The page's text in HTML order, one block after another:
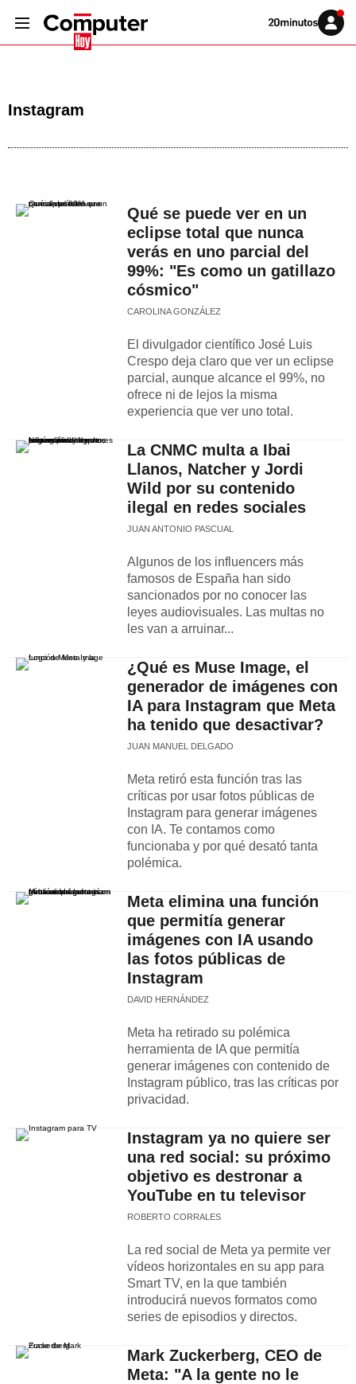
Volver
Iniciar
sesión
Instagram
Qué se puede ver en un
eclipse total que nunca
verás en uno parcial del
99%: "Es como un gatillazo
cósmico"
CAROLINA GONZÁLEZ
El divulgador científico José Luis
Crespo deja claro que ver un eclipse
parcial, aunque alcance el 99%, no
ofrece ni de lejos la misma
experiencia que ver uno total.
La CNMC multa a Ibai
Llanos, Natcher y Jordi
Wild por su contenido
ilegal en redes sociales
JUAN ANTONIO PASCUAL
Algunos de los influencers más
famosos de España han sido
sancionados por no conocer las
leyes audiovisuales. Las multas no
les van a arruinar...
¿Qué es Muse Image, el
generador de imágenes con
IA para Instagram que Meta
ha tenido que desactivar?
JUAN MANUEL DELGADO
Meta retiró esta función tras las
críticas por usar fotos públicas de
Instagram para generar imágenes
con IA. Te contamos como
funcionaba y por qué desató tanta
polémica.
Meta elimina una función
que permitía generar
imágenes con IA usando
las fotos públicas de
Instagram
DAVID HERNÁNDEZ
Meta ha retirado su polémica
herramienta de IA que permitía
generar imágenes con contenido de
Instagram público, tras las críticas por
privacidad.
Instagram ya no quiere ser
una red social: su próximo
objetivo es destronar a
YouTube en tu televisor
ROBERTO CORRALES
La red social de Meta ya permite ver
vídeos horizontales en su app para
Smart TV, en la que también
introducirá nuevos formatos como
series de episodios y directos.
Mark Zuckerberg, CEO de
Meta: "A la gente no le